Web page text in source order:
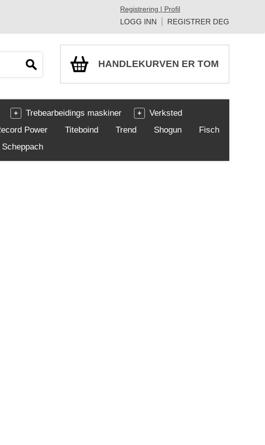
Registrering | Profil
LOGG INN REGISTRER DEG
HANDLEKURVEN ER TOM
Trebearbeidings maskiner
Verksted
Power Titeboind Trend Shogun
Fisch
Scheppach